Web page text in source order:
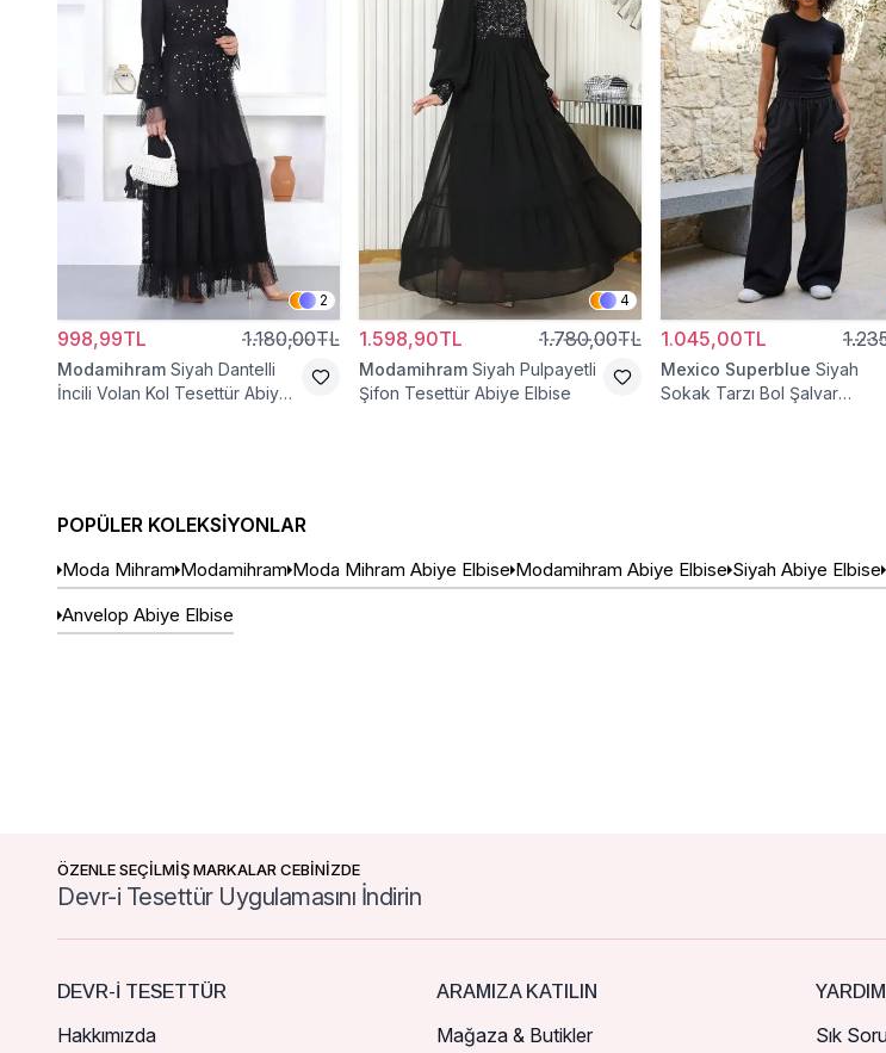
2
998,99TL 1.180,00TL
Modamihram Siyah Dantelli
İncili Volan Kol Tesettür Abiye
4
1.598,90TL 1.780,00TL
Modamihram Siyah Pulpayetli
Şifon Tesettür Abiye Elbise
1.045,00TL
Mexico Superblue Siyah
Sokak Tarzı Bol Şalvar
POPÜLER KOLEKSIYONLAR
Moda Mihram Modamihram Moda Mihram Abiye Elbise Modamihram Abiye Elbise Siyah Abiye Elbise
Anvelop Abiye Elbise
ÖZENLE SEÇİLMİŞ MARKALAR CEBİNİZDE
Devr-i Tesettür Uygulamasını İndirin
DEVR-I TESETTÜR
Hakkımızda
ARAMIZA KATILIN
Mağaza & Butikler
YARDIM
Sık